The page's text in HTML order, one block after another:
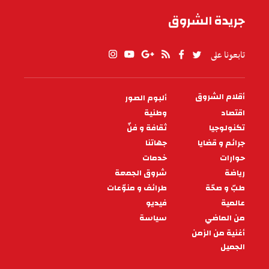
جريدة الشروق
تابعونا على
PIED
DE
PAGE
أقلام الشروق
ألبوم الصور
اقتصاد
وطنية
تكنولوجيا
ثقافة و فنّ
جرائم و قضايا
جهاتنا
حوارات
خدمات
رياضة
شروق الجمعة
طبّ و صحّة
طرائف و منوّعات
عالمية
فيديو
من الماضي
سياسة
أغنية من الزمن
الجميل